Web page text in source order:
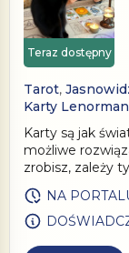
Teraz dostępny
Tarot,
Karty
Karty są jak
możliwe
zrobisz, zależy
NA